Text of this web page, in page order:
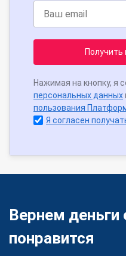
Получить
Нажимая на кнопку, я
персональных данных
пользования
Я согласен
Вернем деньги
понравится